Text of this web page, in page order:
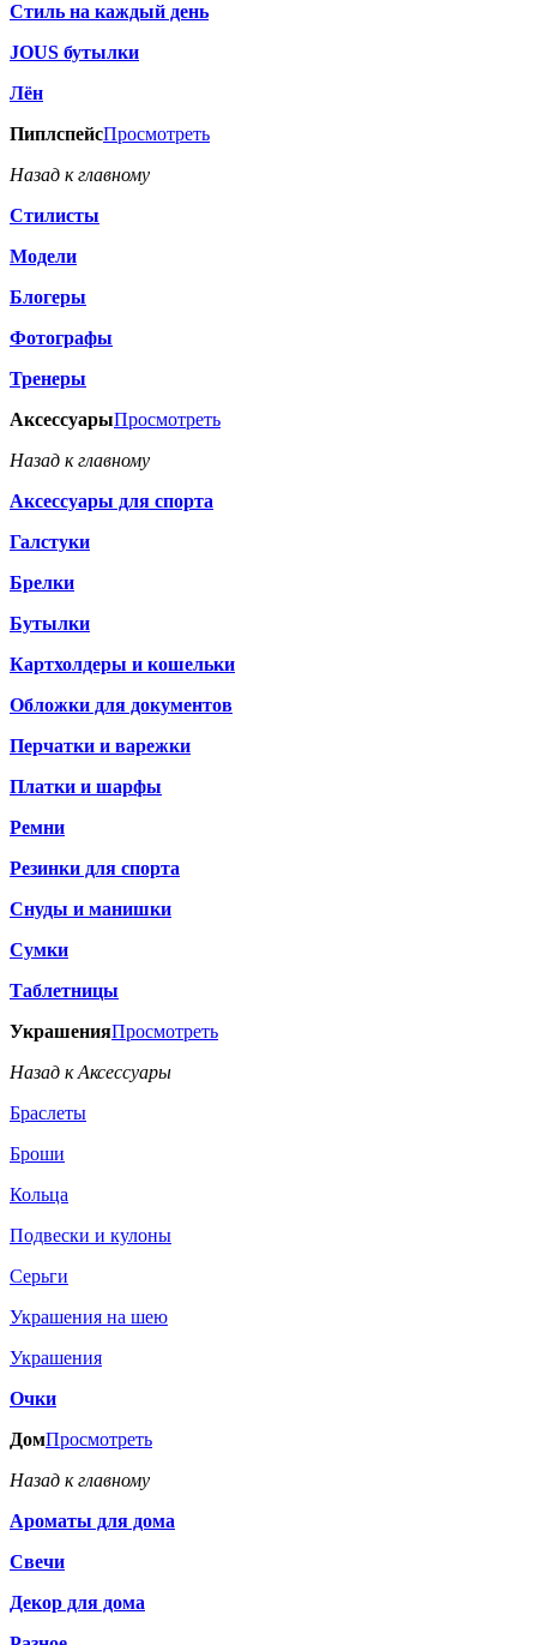
Стиль на каждый день
JOUS бутылки
Лён
ПиплспейсПросмотреть
Назад к главному
Стилисты
Модели
Блогеры
Фотографы
Тренеры
АксессуарыПросмотреть
Назад к главному
Аксессуары для спорта
Галстуки
Брелки
Бутылки
Картхолдеры и кошельки
Обложки для документов
Перчатки и варежки
Платки и шарфы
Ремни
Резинки для спорта
Снуды и манишки
Сумки
Таблетницы
УкрашенияПросмотреть
Назад к Аксессуары
Браслеты
Броши
Кольца
Подвески и кулоны
Серьги
Украшения на шею
Украшения
Очки
ДомПросмотреть
Назад к главному
Ароматы для дома
Свечи
Декор для дома